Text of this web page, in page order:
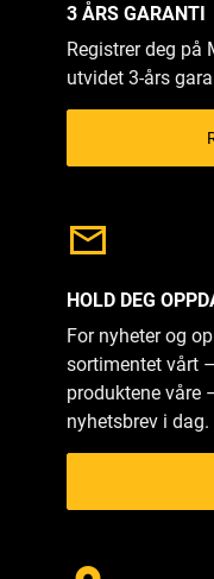
3 ÅRS GARANTI
Registrer deg på
utvidet 3-års
HOLD DEG
For nyheter og
sortimentet vårt
produktene våre
nyhetsbrev i dag.